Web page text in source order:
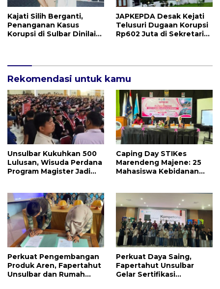
Kajati Silih Berganti,
Penanganan Kasus
Korupsi di Sulbar Dinilai
JAPKEPDA Desak Kejati
Telusuri Dugaan Korupsi
Rp602 Juta di Sekretariat
Rekomendasi untuk kamu
Unsulbar Kukuhkan 500
Lulusan, Wisuda Perdana
Program Magister Jadi
Caping Day STIKes
Marendeng Majene: 25
Mahasiswa Kebidanan
Perkuat Pengembangan
Produk Aren, Fapertahut
Unsulbar dan Rumah
Perkuat Daya Saing,
Fapertahut Unsulbar
Gelar Sertifikasi